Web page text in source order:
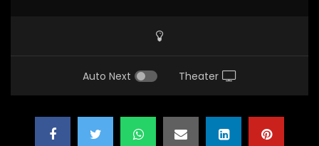
Auto Next Theater